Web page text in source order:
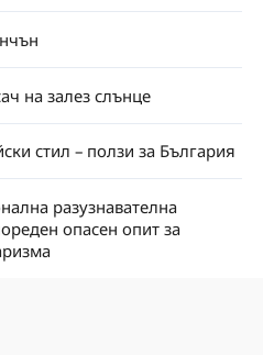
на залез слънце
стил – ползи за България
разузнавателна
опасен опит за